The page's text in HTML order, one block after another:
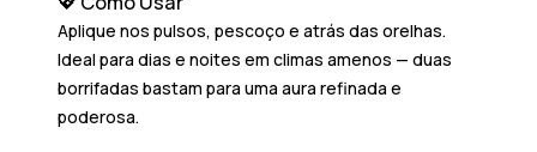
Aplique nos pulsos, pescoço e atrás das orelhas.
Ideal para dias e noites em climas amenos — duas
borrifadas bastam para uma aura refinada e
poderosa.